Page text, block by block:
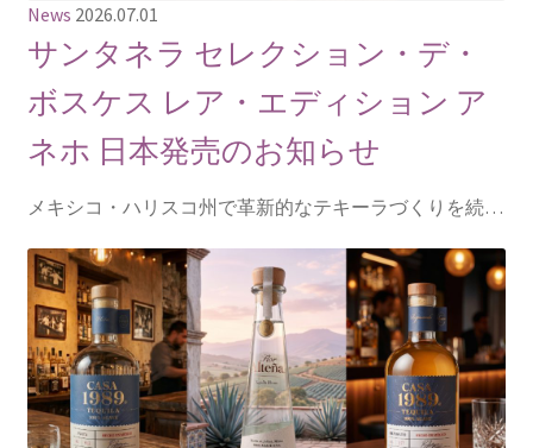
News 2026.07.01
サンタネラ セレクション・デ・
ボスケス レア・エディション ア
ネホ 日本発売のお知らせ
メキシコ・ハリスコ州で革新的なテキーラづくりを続…